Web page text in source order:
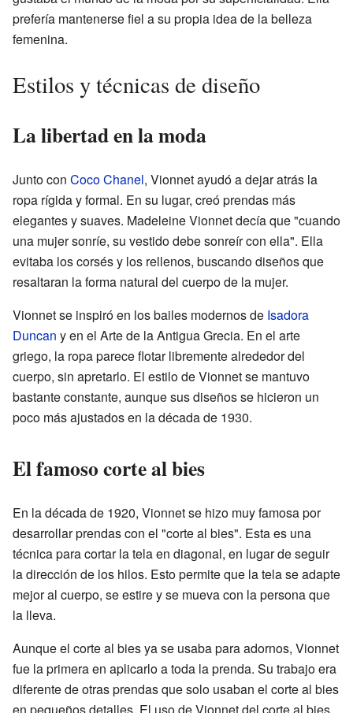
prefería mantenerse fiel a su propia idea de la belleza
femenina.
Estilos y técnicas de diseño
La libertad en la moda
Junto con Coco Chanel, Vionnet ayudó a dejar atrás la
ropa rígida y formal. En su lugar, creó prendas más
elegantes y suaves. Madeleine Vionnet decía que "cuando
una mujer sonríe, su vestido debe sonreír con ella". Ella
evitaba los corsés y los rellenos, buscando diseños que
resaltaran la forma natural del cuerpo de la mujer.
Vionnet se inspiró en los bailes modernos de Isadora
Duncan y en el Arte de la Antigua Grecia. En el arte
griego, la ropa parece flotar libremente alrededor del
cuerpo, sin apretarlo. El estilo de Vionnet se mantuvo
bastante constante, aunque sus diseños se hicieron un
poco más ajustados en la década de 1930.
El famoso corte al bies
En la década de 1920, Vionnet se hizo muy famosa por
desarrollar prendas con el "corte al bies". Esta es una
técnica para cortar la tela en diagonal, en lugar de seguir
la dirección de los hilos. Esto permite que la tela se adapte
mejor al cuerpo, se estire y se mueva con la persona que
la lleva.
Aunque el corte al bies ya se usaba para adornos, Vionnet
fue la primera en aplicarlo a toda la prenda. Su trabajo era
diferente de otras prendas que solo usaban el corte al bies